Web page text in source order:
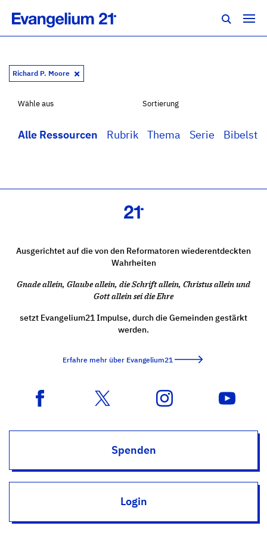
Richard P. Moore
Wähle aus
Alle Ressourcen Rubrik Thema Serie
Sortierung
Ausgerichtet auf die von den Reformatoren wiederentdeckten
Wahrheiten
Gnade allein, Glaube allein, die Schrift allein, Christus allein und
Gott allein sei die Ehre
setzt Evangelium21 Impulse, durch die Gemeinden gestärkt
werden.
Erfahre mehr über Evangelium21
Spenden
Login